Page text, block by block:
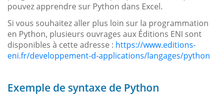
pouvez apprendre sur Python dans Excel.
Si vous souhaitez aller plus loin sur la programmation
en Python, plusieurs ouvrages aux Éditions ENI sont
disponibles à cette adresse : https://www.editions-
eni.fr/developpement-d-applications/langages/python
Exemple de syntaxe de Python